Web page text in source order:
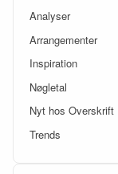
Analyser
Arrangementer
Inspiration
Nøgletal
Nyt hos Overskrift
Trends